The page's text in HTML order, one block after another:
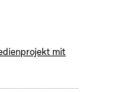
mit